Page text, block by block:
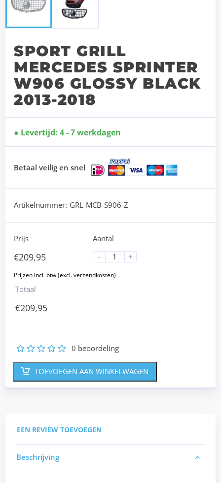
SPORT GRILL
MERCEDES SPRINTER
W906 GLOSSY BLACK
2013-2018
Levertijd: 4 - 7 werkdagen
Betaal veilig en snel
Artikelnummer: GRL-MCB-S906-Z
Prijs
€209,95
Aantal
-
+
Totaal
€209,95
5
4
3
2 0 beoordeling
TOEVOEGEN AAN WINKELWAGEN
EEN REVIEW TOEVOEGEN
Beschrijving